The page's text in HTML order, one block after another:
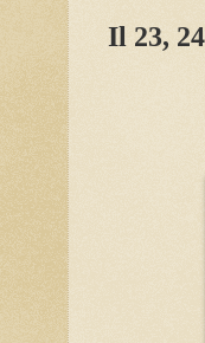
Il 23,